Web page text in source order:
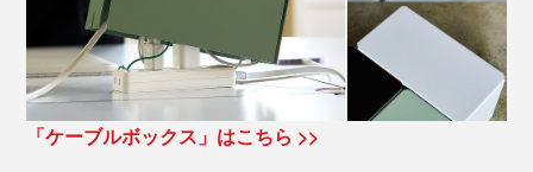
「ケーブルボックス」はこちら >>